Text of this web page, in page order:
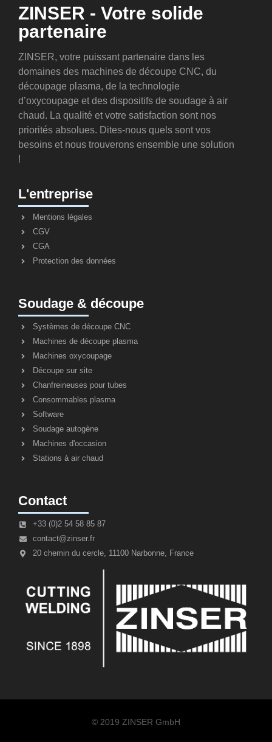
ZINSER - Votre solide
partenaire
ZINSER, votre puissant partenaire dans les
domaines des machines de découpe CNC, du
découpage plasma, de la technologie
d’oxycoupage et des dispositifs de soudage à air
chaud. La qualité et votre satisfaction sont nos
priorités absolues. Dites-nous quels sont vos
besoins et nous trouverons ensemble une solution
!
L'entreprise
Mentions légales
CGV
CGA
Protection des données
Soudage & découpe
Systèmes de découpe CNC
Machines de découpe plasma
Machines oxycoupage
Découpe sur site
Chanfreineuses pour tubes
Consommables plasma
Software
Soudage autogène
Machines d'occasion
Stations à air chaud
Contact
+33 (0)2 54 58 85 87
contact@zinser.fr
20 chemin du cercle, 11100 Narbonne, France
© 2019 ZINSER GmbH